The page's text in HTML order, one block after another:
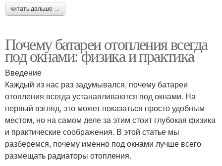
читать дальше →
Почему батареи отопления всегда
под окнами: физика и практика
Введение
Каждый из нас раз задумывался, почему батареи
отопления всегда устанавливаются под окнами. На
первый взгляд, это может показаться просто удобным
местом, но на самом деле за этим стоит глубокая физика
и практические соображения. В этой статье мы
разберемся, почему именно под окнами лучше всего
размещать радиаторы отопления.